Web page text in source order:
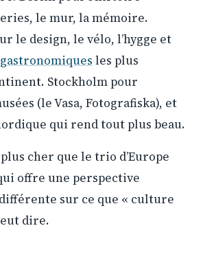
le mur, la mémoire.
le design, le vélo, l’hygge et
gastronomiques les plus
Stockholm pour
(le Vasa, Fotografiska), et
qui rend tout plus beau.
cher que le trio d’Europe
offre une perspective
sur ce que « culture
dire.